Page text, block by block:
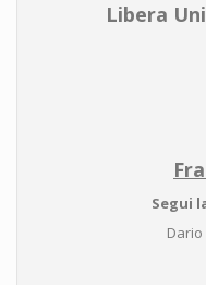
Libera
Segui
Dario